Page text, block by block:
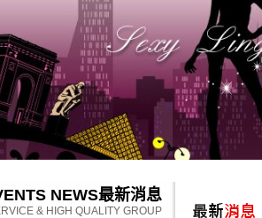
NEWS最新消息
& HIGH QUALITY GROUP